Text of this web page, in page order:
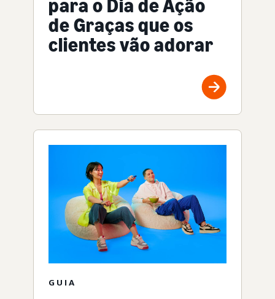
para o Dia de Ação
de Graças que os
clientes vão adorar
GUIA